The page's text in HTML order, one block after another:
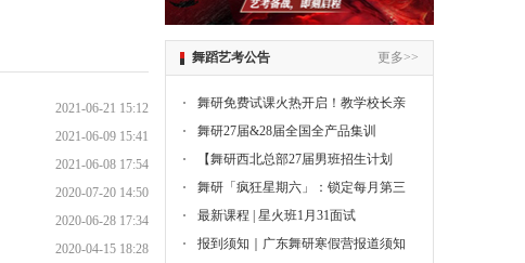
2021-06-21 15:12
2021-06-09 15:41
2021-06-08 17:54
2020-07-20 14:50
2020-06-28 17:34
2020-04-15 18:28
舞蹈艺考公告 更多>>
舞研免费试课火热开启！教学校长亲
舞研27届&28届全国全产品集训
【舞研西北总部27届男班招生计划
舞研「疯狂星期六」：锁定每月第三
最新课程 | 星火班1月31面试
报到须知｜广东舞研寒假营报道须知